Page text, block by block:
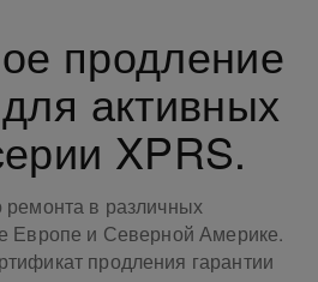
продление
активных
XPRS.
ремонта в различных
Европе и Северной Америке.
продления гарантии